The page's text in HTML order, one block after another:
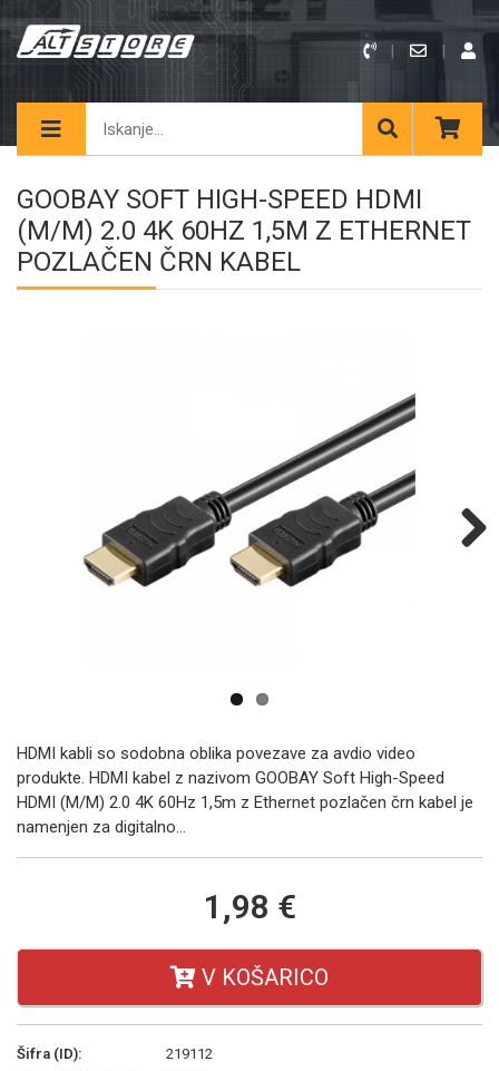
GOOBAY SOFT HIGH-SPEED HDMI
(M/M) 2.0 4K 60HZ 1,5M Z ETHERNET
POZLAČEN ČRN KABEL
HDMI kabli so sodobna oblika povezave za avdio video
produkte. HDMI kabel z nazivom GOOBAY Soft High-Speed
HDMI (M/M) 2.0 4K 60Hz 1,5m z Ethernet pozlačen črn kabel je
namenjen za digitalno...
1,98 €
V KOŠARICO
Šifra (ID):
219112